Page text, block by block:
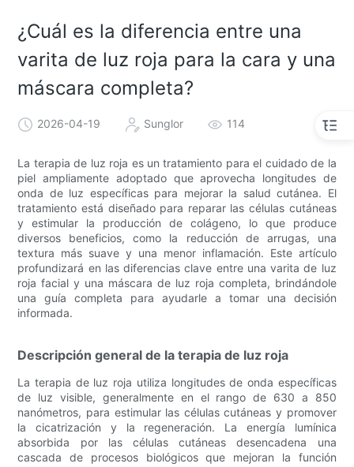
¿Cuál es la diferencia entre una
varita de luz roja para la cara y una
máscara completa?
2026-04-19 Sunglor 114
La terapia de luz roja es un tratamiento para el cuidado de la
piel ampliamente adoptado que aprovecha longitudes de
onda de luz específicas para mejorar la salud cutánea. El
tratamiento está diseñado para reparar las células cutáneas
y estimular la producción de colágeno, lo que produce
diversos beneficios, como la reducción de arrugas, una
textura más suave y una menor inflamación. Este artículo
profundizará en las diferencias clave entre una varita de luz
roja facial y una máscara de luz roja completa, brindándole
una guía completa para ayudarle a tomar una decisión
informada.
Descripción general de la terapia de luz roja
La terapia de luz roja utiliza longitudes de onda específicas
de luz visible, generalmente en el rango de 630 a 850
nanómetros, para estimular las células cutáneas y promover
la cicatrización y la regeneración. La energía lumínica
absorbida por las células cutáneas desencadena una
cascada de procesos biológicos que mejoran la función